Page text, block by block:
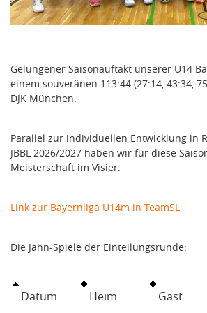
Gelungener Saisonauftakt unserer U14
einem souveränen 113:44 (27:14, 43:34,
DJK München.
Parallel zur individuellen Entwicklung in
JBBL 2026/2027 haben wir für diese
Meisterschaft im Visier.
Link zur Bayernliga U14m in TeamSL
Die Jahn-Spiele der Einteilungsrunde:
Datum Heim Gast